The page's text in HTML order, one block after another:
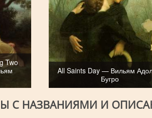
Two
All Saints Day — Вильям
Бугро
С НАЗВАНИЯМИ И